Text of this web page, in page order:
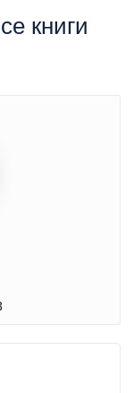
книги